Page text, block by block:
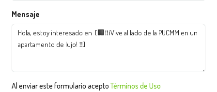
Mensaje
Al enviar este formulario aceptoTérminos de Uso